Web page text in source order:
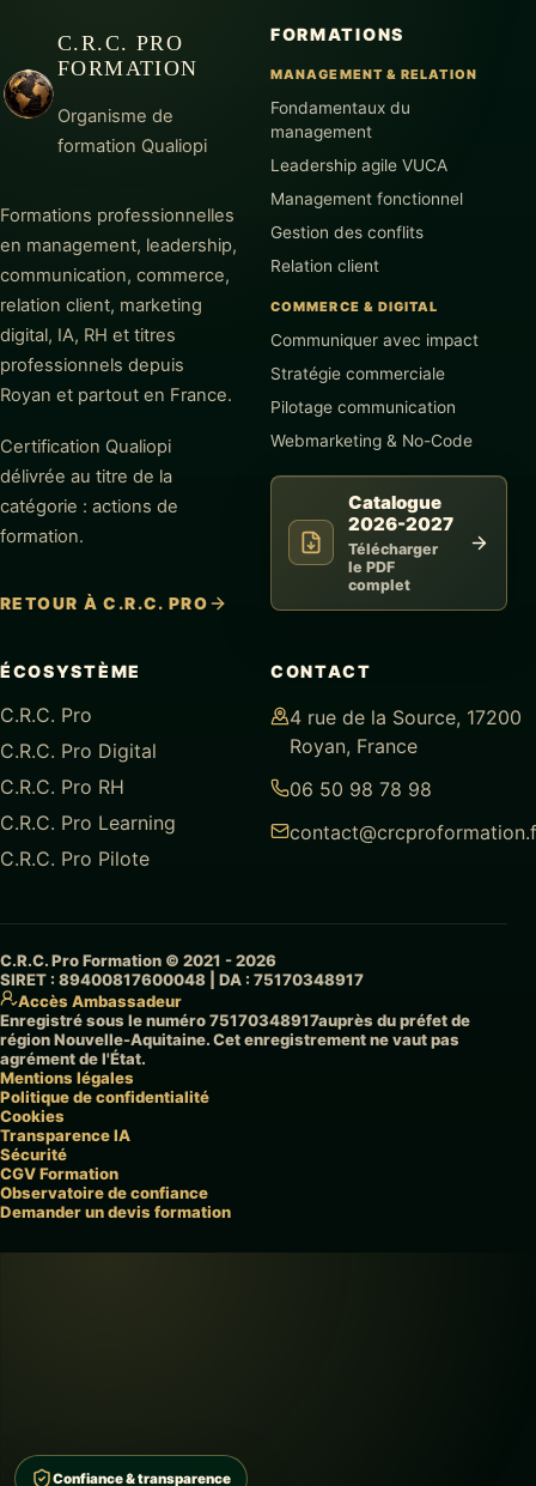
C.R.C. PRO
FORMATION
Organisme de
formation Qualiopi
Formations professionnelles
en management, leadership,
communication, commerce,
relation client, marketing
digital, IA, RH et titres
professionnels depuis
Royan et partout en France.
Certification Qualiopi
délivrée au titre de la
catégorie : actions de
formation.
RETOUR À C.R.C. PRO
FORMATIONS
MANAGEMENT & RELATION
Fondamentaux du
management
Leadership agile VUCA
Management fonctionnel
Gestion des conflits
Relation client
COMMERCE & DIGITAL
Communiquer avec impact
Stratégie commerciale
Pilotage communication
Webmarketing & No-Code
Catalogue
2026-2027
Télécharger
le PDF
complet
ÉCOSYSTÈME
C.R.C. Pro
C.R.C. Pro Digital
C.R.C. Pro RH
C.R.C. Pro Learning
C.R.C. Pro Pilote
CONTACT
4 rue de la Source, 17200
Royan, France
06 50 98 78 98
C.R.C. Pro Formation © 2021 - 2026
SIRET : 89400817600048 | DA : 75170348917
Accès Ambassadeur
Enregistré sous le numéro75170348917auprès du préfet de
région Nouvelle-Aquitaine. Cet enregistrement ne vaut pas
agrément de l'État.
Mentions légales
Politique de confidentialité
Cookies
Transparence IA
Sécurité
CGV Formation
Observatoire de confiance
Demander un devis formation
Confiance & transparence